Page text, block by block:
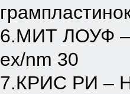
6.МИТ ЛОУФ –
ex/nm 30
7.КРИС РИ –